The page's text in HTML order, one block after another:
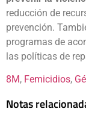
reducción de
prevención.
programas de
las políticas de
8M, Femicidios,
Notas